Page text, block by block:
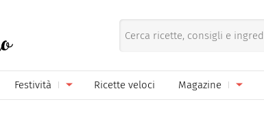
Festività Ricette veloci Magazine